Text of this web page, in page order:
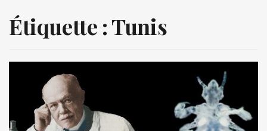
Étiquette :Tunis